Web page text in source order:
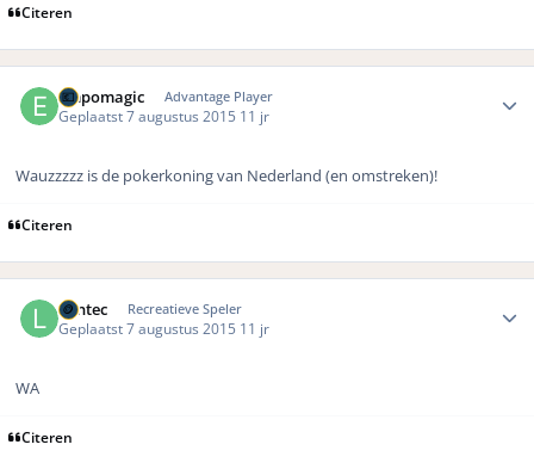
Citeren
empomagic Advantage Player
Geplaatst7 augustus 2015 11 jr
Wauzzzzz is de pokerkoning van Nederland (en omstreken)!
Citeren
Lantec Recreatieve Speler
Geplaatst7 augustus 2015 11 jr
WA
Citeren